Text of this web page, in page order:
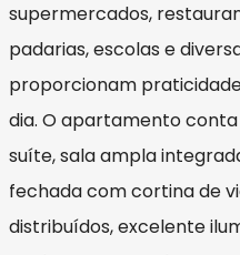
supermercados,
padarias, escolas e
proporcionam
dia. O apartamento conta
suíte, sala ampla
fechada com cortina de
distribuídos, excelente